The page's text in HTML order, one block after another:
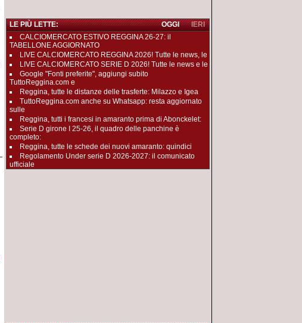
LE PIÙ LETTE: IERI
OGGI
CALCIOMERCATO ESTIVO REGGINA 26-27: il
TABELLONE AGGIORNATO
LIVE CALCIOMERCATO REGGINA 2026! Tutte le news, le
LIVE CALCIOMERCATO SERIE D 2026! Tutte le news e le
Google "Fonti preferite", aggiungi subito
TuttoReggina.com e
Reggina, tutte le distanze delle trasferte: Milazzo e Igea
TuttoReggina.com anche su Whatsapp: resta aggiornato
sulle
Reggina, tutti i francesi in amaranto prima di Abonckelet:
Serie D girone I 25-26, il quadro delle panchine è
completo:
Reggina, tutte le schede dei nuovi amaranto: quindici
Regolamento Under serie D 2026-2027: il comunicato
ufficiale